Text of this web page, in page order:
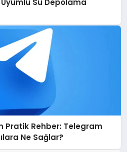
Su Depolama
Pratik Rehber: Telegram
Ne Sağlar?